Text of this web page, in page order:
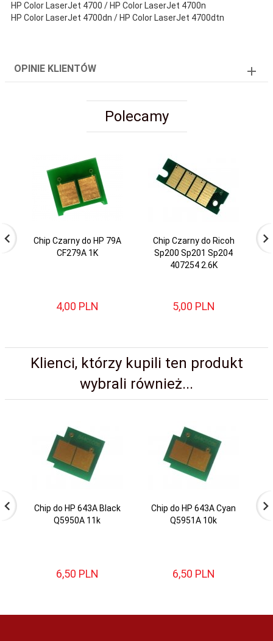
HP Color LaserJet 4700 / HP Color LaserJet 4700n
HP Color LaserJet 4700dn / HP Color LaserJet 4700dtn
OPINIE KLIENTÓW
Polecamy
Chip Czarny do HP 79A
CF279A 1K
4,00 PLN
Chip Czarny do Ricoh
Sp200 Sp201 Sp204
407254 2.6K
5,00 PLN
Klienci, którzy kupili ten produkt
wybrali również...
Chip do HP 643A Black
Q5950A 11k
6,50 PLN
Chip do HP 643A Cyan
Q5951A 10k
6,50 PLN